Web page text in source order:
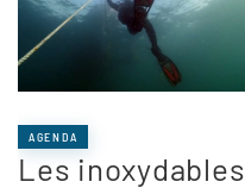
AGENDA
Les inoxydables